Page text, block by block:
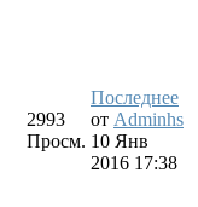
2993
Просм.
Последнее
от Adminhs
10 Янв
2016 17:38